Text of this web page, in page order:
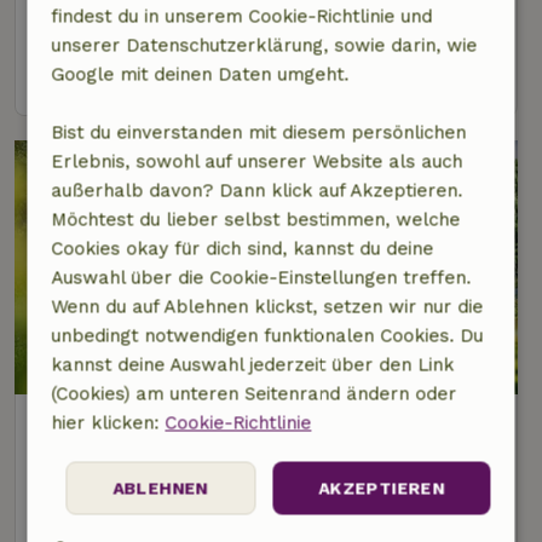
4 Personen2 Schlafzimmer
Naturhäuschen in Schleiden
9,7/10
2 Personen1 Schlafzimmer
findest du in unserem Cookie-Richtlinie und
unserer Datenschutzerklärung, sowie darin, wie
Google mit deinen Daten umgeht.
Bist du einverstanden mit diesem persönlichen
Erlebnis, sowohl auf unserer Website als auch
außerhalb davon? Dann klick auf Akzeptieren.
Möchtest du lieber selbst bestimmen, welche
Cookies okay für dich sind, kannst du deine
Auswahl über die Cookie-Einstellungen treffen.
Wenn du auf Ablehnen klickst, setzen wir nur die
unbedingt notwendigen funktionalen Cookies. Du
kannst deine Auswahl jederzeit über den Link
(Cookies) am unteren Seitenrand ändern oder
hier klicken: Cookie-Richtlinie
AKZEPTIEREN
ABLEHNEN